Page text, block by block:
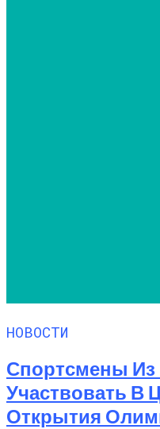
НОВОСТИ
Спортсмены Из
Участвовать В
Открытия